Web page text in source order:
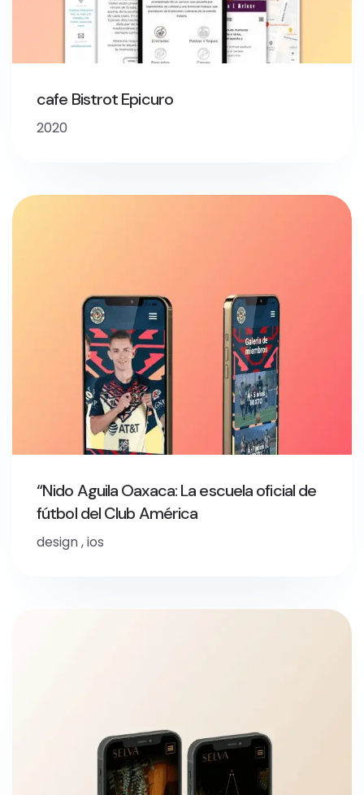
cafe Bistrot Epicuro
2020
“Nido Aguila Oaxaca: La escuela oficial de
fútbol del Club América
design,ios